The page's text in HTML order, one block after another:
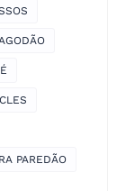
PAREDÃO